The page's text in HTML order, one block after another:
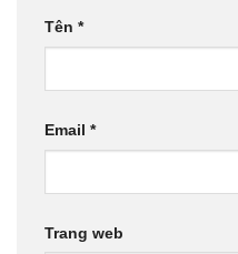
Tên *
Email *
Trang web